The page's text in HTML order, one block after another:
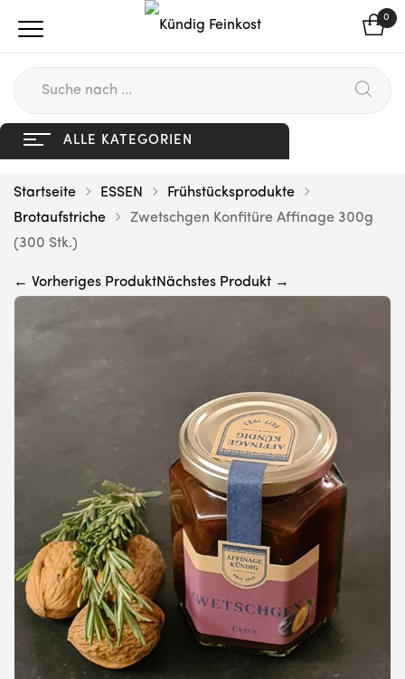
0
ALLE KATEGORIEN
Startseite ESSEN
Frühstücksprodukte
Brotaufstriche
Zwetschgen Konfitüre Affinage 300g
(300 Stk.)
← Vorheriges ProduktNächstes Produkt →